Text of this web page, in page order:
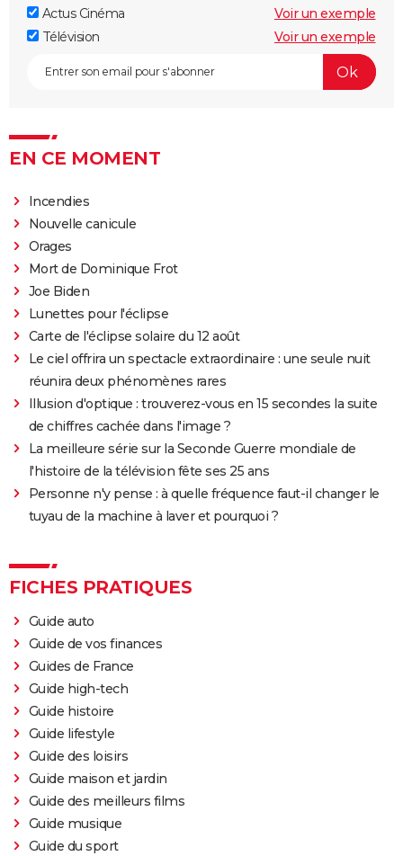
The Father : synopsis, casting, critiques, bande-
Les Passagers de la nuit
Rocky
Almodóvar ? Ce qu'en disent les critiques presse
The Whale
Le Comte de Monte-Cristo : le film avec Pierre Niney
est-il inspiré d'une histoire vraie ?
Juré n°2 : s'agit-il (véritablement) du dernier film de
Clint Eastwood ?
Le Parrain
Il était une fois en Amérique
Peter von Kant
Nomadland : synopsis, casting, Oscars, photos,
Sound of Metal
Slalom
Jacob Elordi présenté au Festival de Cannes ?
Actus Cinéma
Voir un exemple
Télévision
Voir un exemple
EN CE MOMENT
Incendies
Nouvelle canicule
Orages
Mort de Dominique Frot
Joe Biden
Lunettes pour l'éclipse
Carte de l'éclipse solaire du 12 août
Le ciel offrira un spectacle extraordinaire : une seule nuit
réunira deux phénomènes rares
Illusion d'optique : trouverez-vous en 15 secondes la suite
de chiffres cachée dans l'image ?
La meilleure série sur la Seconde Guerre mondiale de
l'histoire de la télévision fête ses 25 ans
Personne n'y pense : à quelle fréquence faut-il changer le
tuyau de la machine à laver et pourquoi ?
FICHES PRATIQUES
Guide auto
Guide de vos finances
Guides de France
Guide high-tech
Guide histoire
Guide lifestyle
Guide des loisirs
Guide maison et jardin
Guide des meilleurs films
Guide musique
Guide du sport